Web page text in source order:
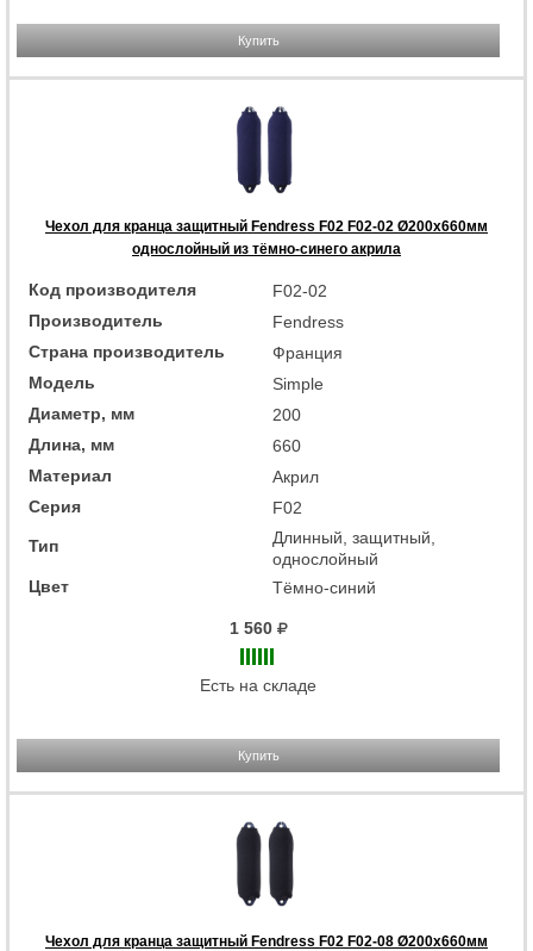
Купить
Чехол для кранца защитный Fendress F02 F02-02 Ø200х660мм
однослойный из тёмно-синего акрила
Код производителя
F02-02
Производитель
Fendress
Страна производитель
Франция
Модель
Simple
Диаметр, мм
200
Длина, мм
660
Материал
Акрил
Серия
F02
Тип
Длинный, защитный,
однослойный
Цвет
Тёмно-синий
1 560
Есть на складе
Купить
Чехол для кранца защитный Fendress F02 F02-08 Ø200х660мм